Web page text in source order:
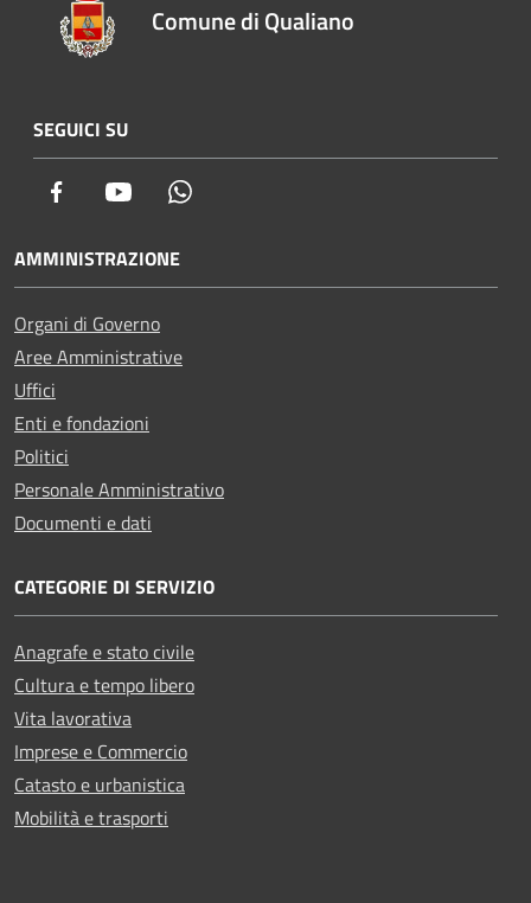
Comune di Qualiano
SEGUICI SU
Facebook Youtube
AMMINISTRAZIONE
Organi di Governo
Aree Amministrative
Uffici
Enti e fondazioni
Politici
Personale Amministrativo
Documenti e dati
CATEGORIE DI SERVIZIO
Anagrafe e stato civile
Cultura e tempo libero
Vita lavorativa
Imprese e Commercio
Catasto e urbanistica
Mobilità e trasporti